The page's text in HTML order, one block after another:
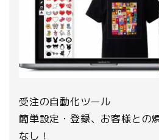
受注の自動化ツール
簡単設定・登録、お客様との
なし！